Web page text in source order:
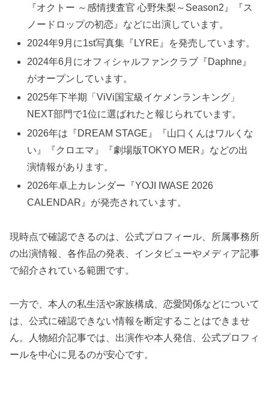
『オクトー ～感情捜査官 心野朱梨～Season2』『ス
ノードロップの初恋』などに出演しています。
2024年9月に1st写真集『LYRE』を発売しています。
2024年6月にオフィシャルファンクラブ『Daphne』
がオープンしています。
2025年下半期「ViVi国宝級イケメンランキング」
NEXT部門で1位に選ばれたと報じられています。
2026年は『DREAM STAGE』『山口くんはワルくな
い』『クロエマ』『劇場版TOKYO MER』などの出
演情報があります。
2026年卓上カレンダー『YOJI IWASE 2026
CALENDAR』が発売されています。
現時点で確認できるのは、公式プロフィール、所属事務所
の出演情報、各作品の発表、インタビューやメディア記事
で紹介されている範囲です。
一方で、本人の私生活や家族構成、恋愛関係などについて
は、公式に確認できない情報を断定することはできませ
ん。人物紹介記事では、出演作や本人発信、公式プロフィ
ールを中心に見るのが安心です。